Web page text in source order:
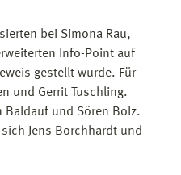
bei Simona Rau,
Info-Point auf
gestellt wurde. Für
und Gerrit Tuschling.
Baldauf und Sören Bolz.
Jens Borchhardt und